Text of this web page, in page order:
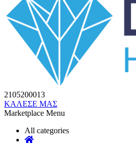
2105200013
ΚΑΛΕΣΕ ΜΑΣ
Marketplace Menu
All categories